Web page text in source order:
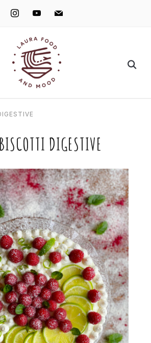
instagramyoutube mail
BISCOTTI DIGESTIVE